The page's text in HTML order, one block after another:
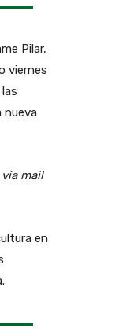
Pilar,
viernes
nueva
mail
en